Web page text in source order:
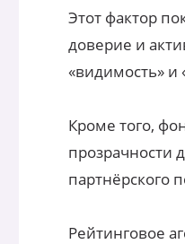
Этот фактор
доверие и
«видимость» и
Кроме того,
прозрачности
партнёрского
Рейтинговое